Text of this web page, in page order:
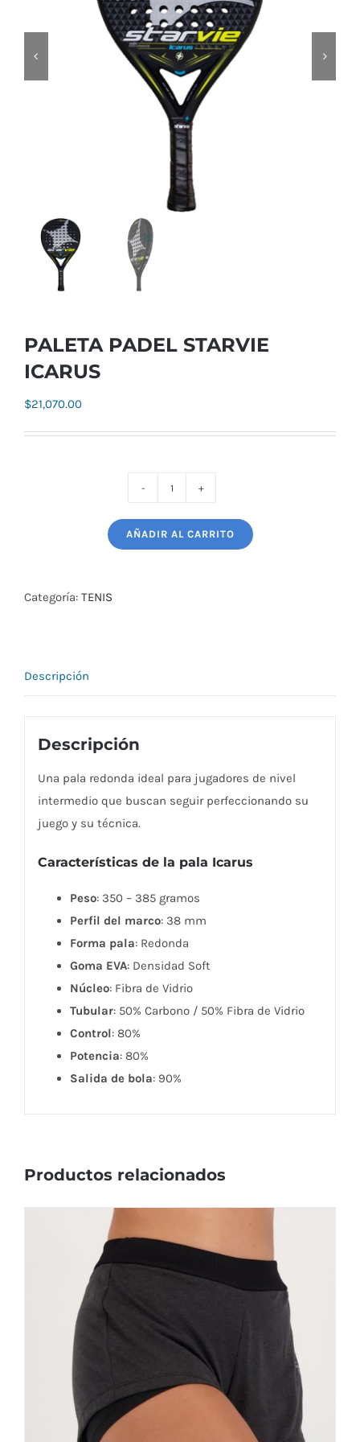
PALETA PADEL STARVIE
ICARUS
$21,070.00
PADEL
STARVIE
AÑADIR AL CARRITO
Categoría: TENIS
Descripción
Descripción
Una pala redonda ideal para jugadores de nivel
intermedio que buscan seguir perfeccionando su
juego y su técnica.
Características de la pala Icarus
Peso: 350 – 385 gramos
Perfil del marco: 38 mm
Forma pala: Redonda
Goma EVA: Densidad Soft
Núcleo: Fibra de Vidrio
Tubular: 50% Carbono / 50% Fibra de Vidrio
Control: 80%
Potencia: 80%
Salida de bola: 90%
Productos relacionados